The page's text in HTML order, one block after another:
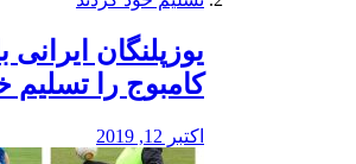
یوزپلنگان
کامبوج را تسلیم
اکتبر 12, 2019